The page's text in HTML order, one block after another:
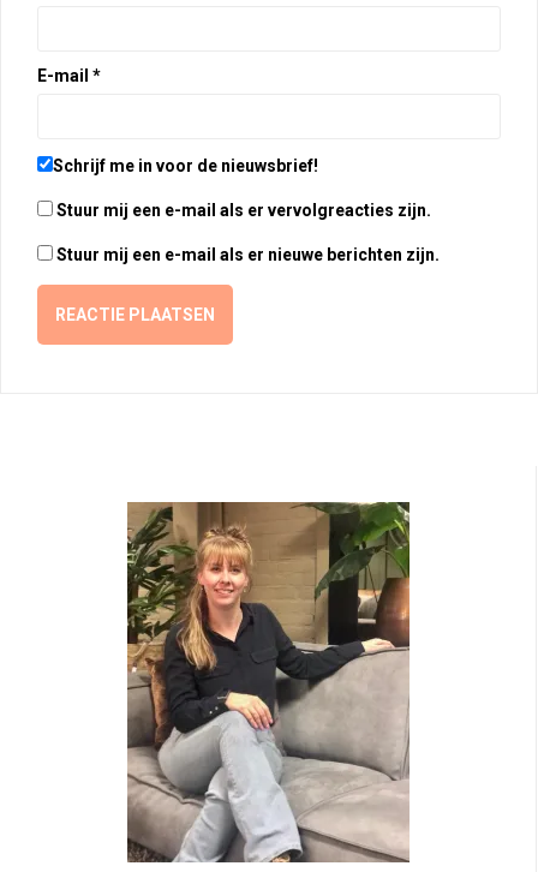
E-mail *
Schrijf me in voor de nieuwsbrief!
Stuur mij een e-mail als er vervolgreacties zijn.
Stuur mij een e-mail als er nieuwe berichten zijn.